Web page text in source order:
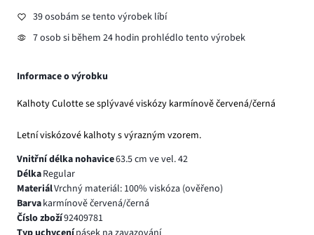
39 osobám se tento výrobek líbí
7 osob si během 24 hodin prohlédlo tento výrobek
Informace o výrobku
Kalhoty Culotte se splývavé viskózy karmínově červená/černá
Letní viskózové kalhoty s výrazným vzorem.
Vnitřní délka nohavice63.5 cm ve vel. 42
DélkaRegular
MateriálVrchný materiál: 100% viskóza (ověřeno)
Barvakarmínově červená/černá
Číslo zboží92409781